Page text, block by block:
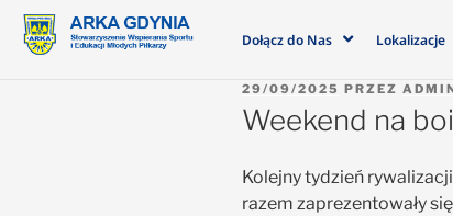
Dołącz do Nas Lokalizacje
29/09/2025 PRZEZ
Weekend na
Kolejny tydzień
razem zaprezentowały